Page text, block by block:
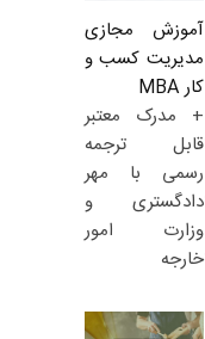
آموزش مجازی
مدیریت کسب و
کار MBA
+ مدرک معتبر
قابل ترجمه
رسمی با مهر
دادگستری و
وزارت امور
خارجه